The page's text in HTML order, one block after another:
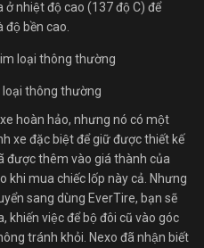
nhiệt độ cao (137 độ C) để
bền cao.
loại thông thường
hoàn hảo, nhưng nó có một
xe đặc biệt để giữ được thiết kế
được thêm vào giá thành của
khi mua chiếc lốp này cả. Nhưng
sang dùng EverTire, bạn sẽ
khiến việc để bộ đôi cũ vào góc
tránh khỏi. Nexo đã nhận biết